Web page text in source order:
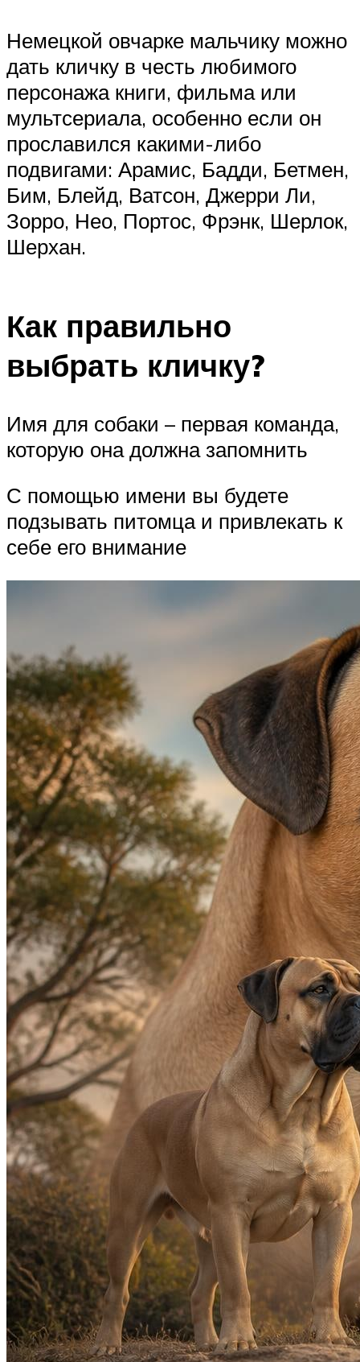
Немецкой овчарке мальчику можно
дать кличку в честь любимого
персонажа книги, фильма или
мультсериала, особенно если он
прославился какими-либо
подвигами: Арамис, Бадди, Бетмен,
Бим, Блейд, Ватсон, Джерри Ли,
Зорро, Нео, Портос, Фрэнк, Шерлок,
Шерхан.
Как правильно
выбрать кличку?
Имя для собаки – первая команда,
которую она должна запомнить
С помощью имени вы будете
подзывать питомца и привлекать к
себе его внимание